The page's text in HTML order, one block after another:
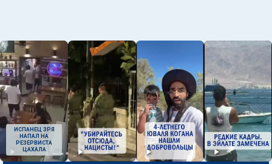
ИСПАНЕЦ ЗРЯ
НАПАЛ НА
РЕЗЕРВИСТА
ЦАХАЛА